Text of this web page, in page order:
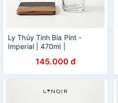
Ly Thủy Tinh Bia Pint -
Imperial | 470ml |
145.000 đ